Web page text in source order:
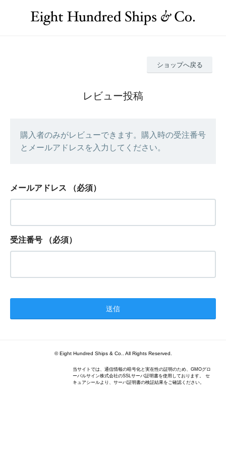
ショップへ戻る
レビュー投稿
購入者のみがレビューできます。購入時の受注番号
とメールアドレスを入力してください。
メールアドレス （必須）
受注番号 （必須）
© Eight Hundred Ships & Co.. All Rights Reserved.
当サイトでは、通信情報の暗号化と実在性の証明のため、GMOグロ
ーバルサイン株式会社のSSLサーバ証明書を使用しております。 セ
キュアシールより、サーバ証明書の検証結果をご確認ください。